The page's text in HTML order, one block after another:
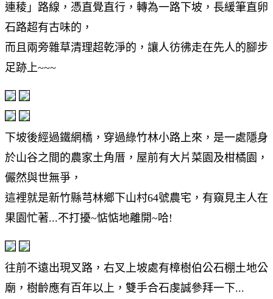
連稜」路線，憑直覺直行，轉為一路下坡，長緩筆直卵
石路超有古味的，
而且兩旁雜草清理超乾淨的，讓人彷彿走在先人的腳步
足跡上~~~
下坡後經過鐵網橋，穿過綠竹林小路上來，是一處隱身
於山谷之間的農家土角厝，屋前有大片菜園及柑橘園，
儼然與世無爭，
這裡就是新竹縣芎林鄉下山村64號農宅，有窺見主人在
果園忙著...不打擾~惦惦地離開~哈!
往前不遠出現叉路，右叉上坡處有樟樹伯公石棚土地公
廟，樹齡應有百年以上，雙手合石虔誠參拜一下...